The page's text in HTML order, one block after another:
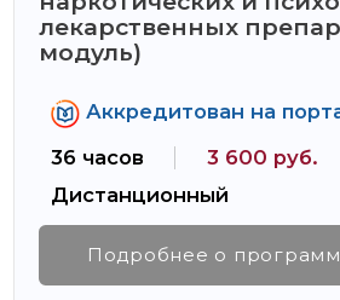
лекарственных
модуль)
Аккредитован на
36 часов
3 600 руб.
Дистанционный
Подробнее о